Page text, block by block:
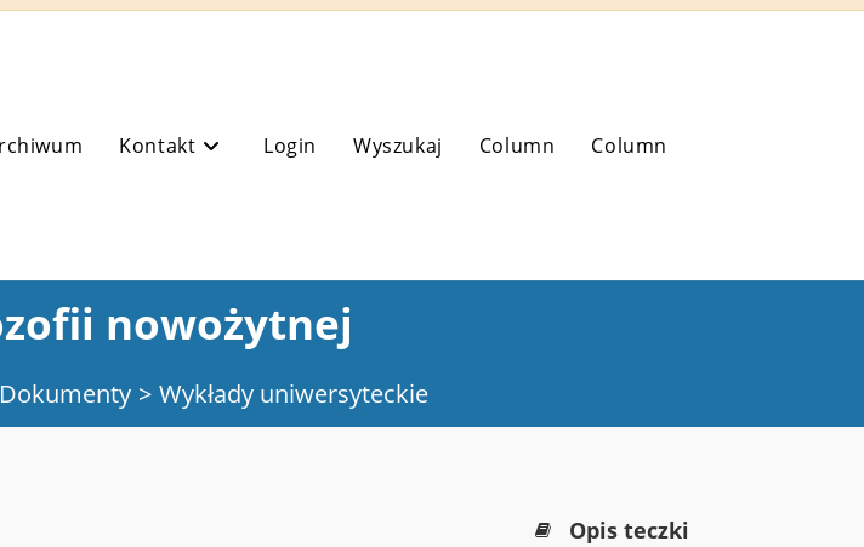
Kontakt Login Wyszukaj Column Column
nowożytnej
Dokumenty > Wykłady uniwersyteckie
Opis teczki